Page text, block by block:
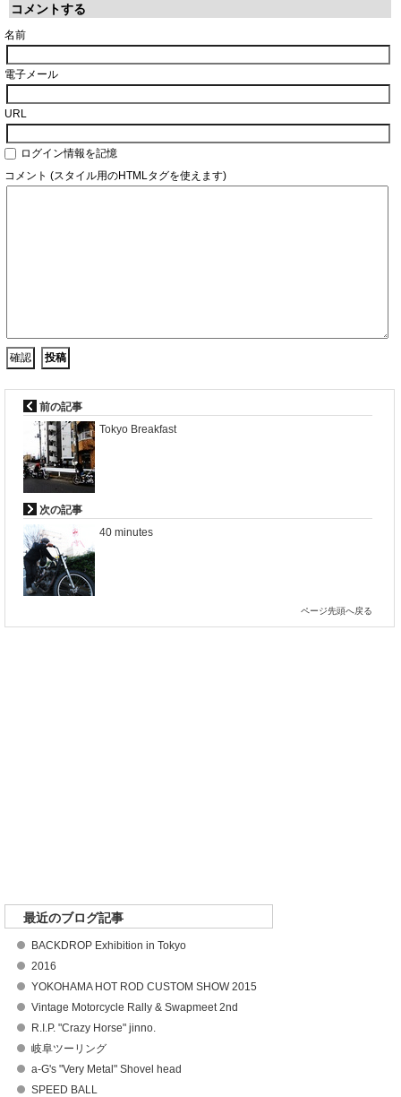
コメントする
名前
電子メール
URL
ログイン情報を記憶
コメント (スタイル用のHTMLタグを使えます)
前の記事
Tokyo Breakfast
次の記事
40 minutes
ページ先頭へ戻る
最近のブログ記事
BACKDROP Exhibition in Tokyo
2016
YOKOHAMA HOT ROD CUSTOM SHOW 2015
Vintage Motorcycle Rally & Swapmeet 2nd
R.I.P. "Crazy Horse" jinno.
岐阜ツーリング
a-G's "Very Metal" Shovel head
SPEED BALL